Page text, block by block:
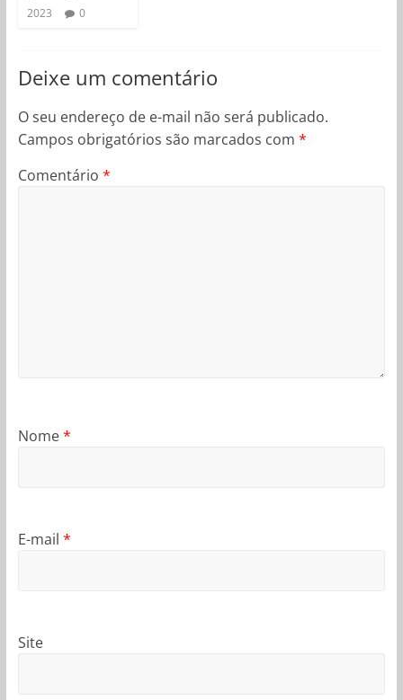
2023
0
Deixe um comentário
O seu endereço de e-mail não será publicado.
Campos obrigatórios são marcados com *
Comentário *
Nome*
E-mail *
Site